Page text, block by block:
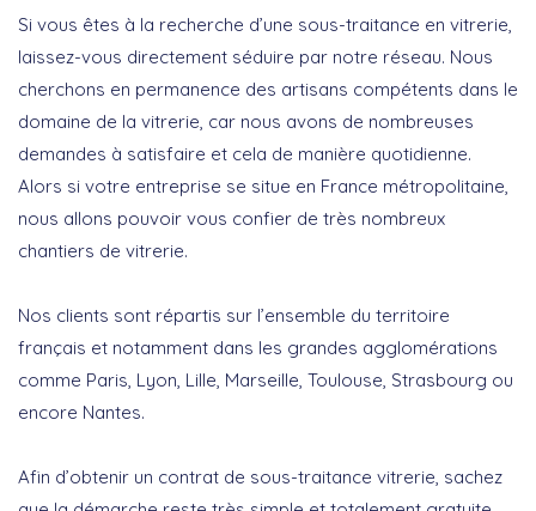
Si vous êtes à la recherche d’une sous-traitance en vitrerie,
laissez-vous directement séduire par notre réseau. Nous
cherchons en permanence des artisans compétents dans le
domaine de la vitrerie, car nous avons de nombreuses
demandes à satisfaire et cela de manière quotidienne.
Alors si votre entreprise se situe en France métropolitaine,
nous allons pouvoir vous confier de très nombreux
chantiers de vitrerie.
Nos clients sont répartis sur l’ensemble du territoire
français et notamment dans les grandes agglomérations
comme Paris, Lyon, Lille, Marseille, Toulouse, Strasbourg ou
encore Nantes.
Afin d’obtenir un contrat de sous-traitance vitrerie, sachez